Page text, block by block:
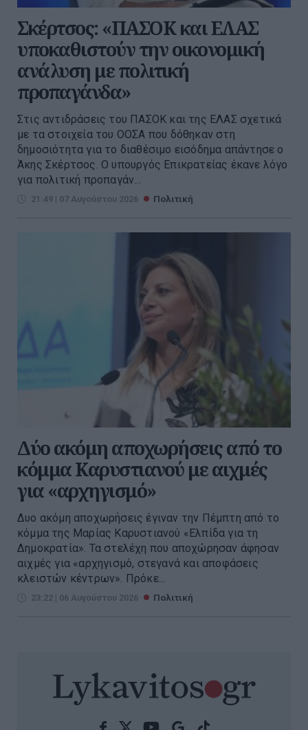
Σκέρτσος: «ΠΑΣΟΚ και ΕΛΑΣ
υποκαθιστούν την οικονομική
ανάλυση με πολιτική
προπαγάνδα»
Στις αντιδράσεις του ΠΑΣΟΚ και της ΕΛΑΣ σχετικά
με τα στοιχεία του ΟΟΣΑ που δόθηκαν στη
δημοσιότητα για το διαθέσιμο εισόδημα απάντησε ο
Άκης Σκέρτσος. Ο υπουργός Επικρατείας έκανε λόγο
για πολιτική προπαγάν...
21:49 | 07 Αυγούστου 2026 Πολιτική
Δύο ακόμη αποχωρήσεις από το
κόμμα Καρυστιανού με αιχμές
για «αρχηγισμό»
Δυο ακόμη αποχωρήσεις έγιναν την Πέμπτη από το
κόμμα της Μαρίας Καρυστιανού «Ελπίδα για τη
Δημοκρατία». Τα στελέχη που αποχώρησαν άφησαν
αιχμές για «αρχηγισμό, στεγανά και αποφάσεις
κλειστών κέντρων». Πρόκε...
23:22 | 06 Αυγούστου 2026 Πολιτική